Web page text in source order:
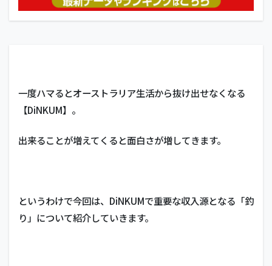
一度ハマるとオーストラリア生活から抜け出せなくなる
【DiNKUM】。
出来ることが増えてくると面白さが増してきます。
というわけで今回は、DiNKUMで重要な収入源となる「釣
り」について紹介していきます。